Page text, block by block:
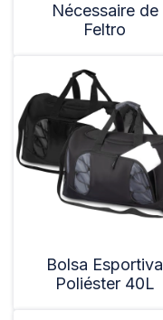
Nécessaire de
Feltro
Bolsa Esportiva
Poliéster 40L